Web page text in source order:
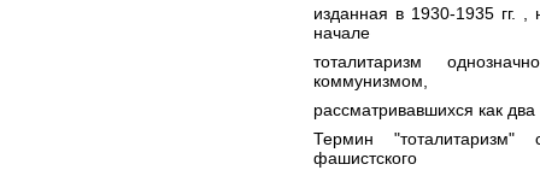
изданная в 1930-1935 гг.
начале
тоталитаризм
коммунизмом,
рассматривавшихся как
Термин "тоталитаризм"
фашистского